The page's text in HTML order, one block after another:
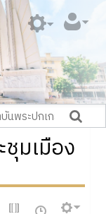
มเมือง